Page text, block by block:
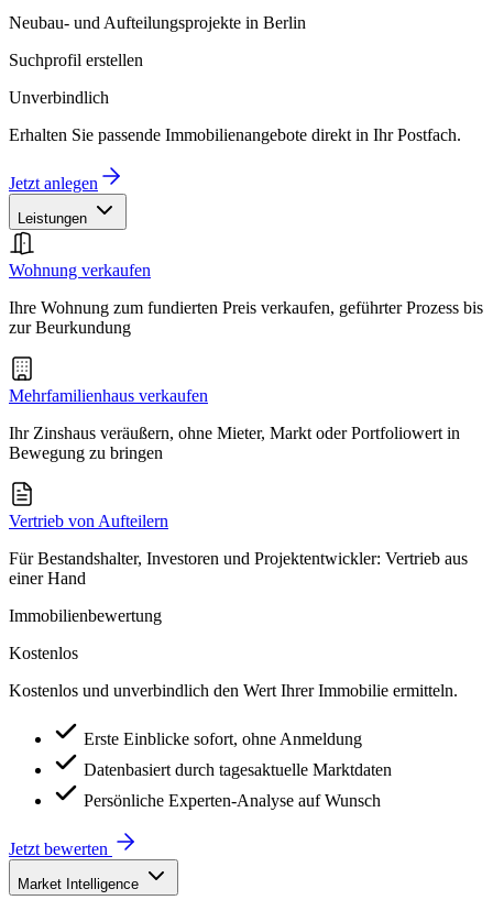
Neubau- und Aufteilungsprojekte in Berlin
Suchprofil erstellen
Unverbindlich
Erhalten Sie passende Immobilienangebote direkt in Ihr Postfach.
Jetzt anlegen
Leistungen
Wohnung verkaufen
Ihre Wohnung zum fundierten Preis verkaufen, geführter Prozess bis
zur Beurkundung
Mehrfamilienhaus verkaufen
Ihr Zinshaus veräußern, ohne Mieter, Markt oder Portfoliowert in
Bewegung zu bringen
Vertrieb von Aufteilern
Für Bestandshalter, Investoren und Projektentwickler: Vertrieb aus
einer Hand
Immobilienbewertung
Kostenlos
Kostenlos und unverbindlich den Wert Ihrer Immobilie ermitteln.
Erste Einblicke sofort, ohne Anmeldung
Datenbasiert durch tagesaktuelle Marktdaten
Persönliche Experten-Analyse auf Wunsch
Jetzt bewerten
Market Intelligence